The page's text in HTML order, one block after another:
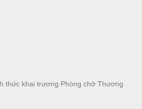
thức khai trương Phòng chờ Thương